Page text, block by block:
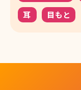
耳
目もと